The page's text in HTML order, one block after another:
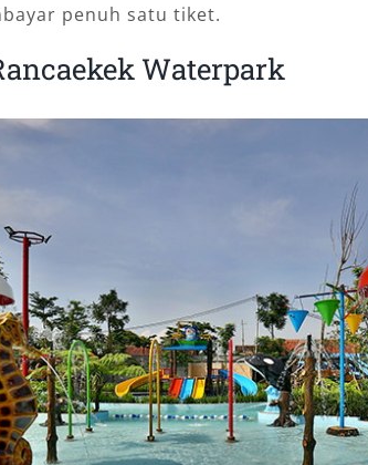
penuh satu tiket.
Waterpark